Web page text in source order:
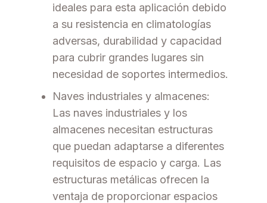
ideales para esta aplicación debido
a su resistencia en climatologías
adversas, durabilidad y capacidad
para cubrir grandes lugares sin
necesidad de soportes intermedios.
Naves industriales y almacenes:
Las naves industriales y los
almacenes necesitan estructuras
que puedan adaptarse a diferentes
requisitos de espacio y carga. Las
estructuras metálicas ofrecen la
ventaja de proporcionar espacios